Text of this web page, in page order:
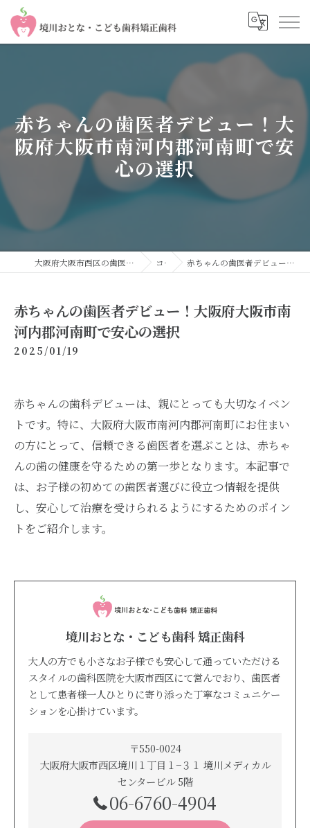
赤ちゃんの歯医者デビュー！大
阪府大阪市南河内郡河南町で安
心の選択
大阪府大阪市西区の歯医者なら境川おとな・こども歯科 矯正歯科 コラム 赤ちゃんの歯医者デビュー！大阪府大阪市南河内郡河南町で安心の選択
赤ちゃんの歯医者デビュー！大阪府大阪市南
河内郡河南町で安心の選択
2025/01/19
赤ちゃんの歯科デビューは、親にとっても大切なイベン
トです。特に、大阪府大阪市南河内郡河南町にお住まい
の方にとって、信頼できる歯医者を選ぶことは、赤ちゃ
んの歯の健康を守るための第一歩となります。本記事で
は、お子様の初めての歯医者選びに役立つ情報を提供
し、安心して治療を受けられるようにするためのポイン
トをご紹介します。
境川おとな・こども歯科 矯正歯科
大人の方でも小さなお子様でも安心して通っていただける
スタイルの歯科医院を大阪市西区にて営んでおり、歯医者
として患者様一人ひとりに寄り添った丁寧なコミュニケー
ションを心掛けています。
〒550-0024
大阪府大阪市西区境川１丁目１−３１ 境川メディカル
センタービル 5階
06-6760-4904